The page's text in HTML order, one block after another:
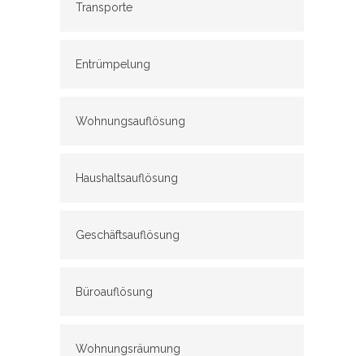
Transporte
Entrümpelung
Wohnungsauflösung
Haushaltsauflösung
Geschäftsauflösung
Büroauflösung
Wohnungsräumung